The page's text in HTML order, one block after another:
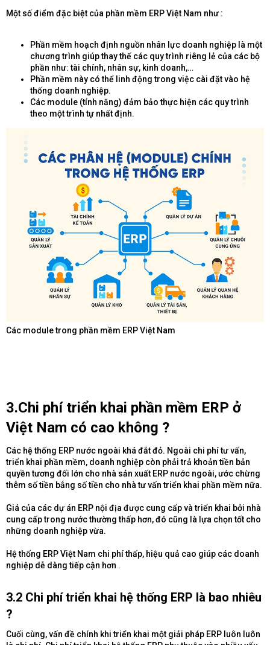
Một số điểm đặc biệt của phần mềm ERP Việt Nam như :
Phần mềm hoạch định nguồn nhân lực doanh nghiệp là một
chương trình giúp thay thế các quy trình riêng lẻ của các bộ
phần như: tài chính, nhân sự, kinh doanh,…
Phần mềm này có thể linh động trong việc cài đặt vào hệ
thống doanh nghiệp.
Các module (tính năng) đảm bảo thực hiện các quy trình
theo một trình tự nhất định.
Các module trong phần mềm ERP Việt Nam
3.Chi phí triển khai phần mềm ERP ở
Việt Nam có cao không ?​
Các hệ thống ERP nước ngoài khá đắt đỏ. Ngoài chi phí tư vấn,
triển khai phần mềm, doanh nghiệp còn phải trả khoản tiền bản
quyền tương đối lớn cho nhà sản xuất ERP nước ngoài, ước chừng
thêm số tiền bằng số tiền cho nhà tư vấn triển khai phần mềm nữa.
Giá của các dự án ERP nội địa được cung cấp và triển khai bởi nhà
cung cấp trong nước thường thấp hơn, đó cũng là lựa chọn tốt cho
những doanh nghiệp vừa.
Hệ thống ERP Việt Nam chi phí thấp, hiệu quả cao giúp các doanh
nghiệp dễ dàng tiếp cận hơn .
3.2 Chi phí triển khai hệ thống ERP là bao nhiêu
?​
Cuối cùng, vấn đề chính khi triển khai một giải pháp ERP luôn luôn